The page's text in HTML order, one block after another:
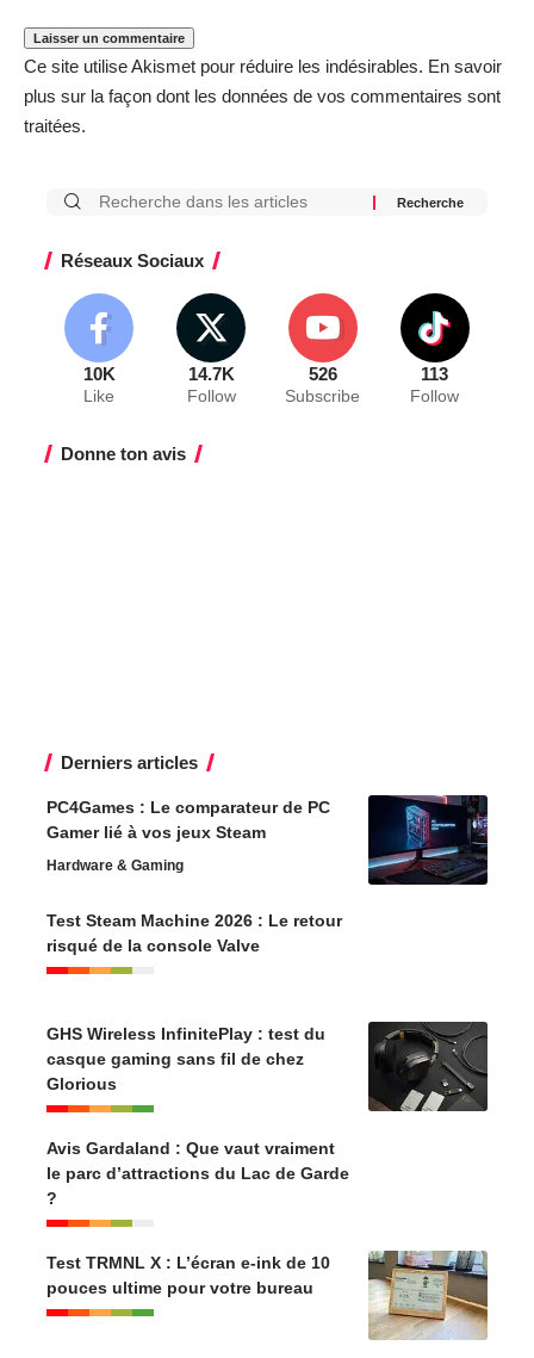
Ce site utilise Akismet pour réduire les indésirables. En savoir
plus sur la façon dont les données de vos commentaires sont
traitées.
Réseaux Sociaux
10K
Like
14.7K
Follow
526
Subscribe
113
Follow
Donne ton avis
Derniers articles
PC4Games : Le comparateur de PC
Gamer lié à vos jeux Steam
Hardware & Gaming
Test Steam Machine 2026 : Le retour
risqué de la console Valve
GHS Wireless InfinitePlay : test du
casque gaming sans fil de chez
Glorious
Avis Gardaland : Que vaut vraiment
le parc d’attractions du Lac de Garde
?
Test TRMNL X : L’écran e-ink de 10
pouces ultime pour votre bureau